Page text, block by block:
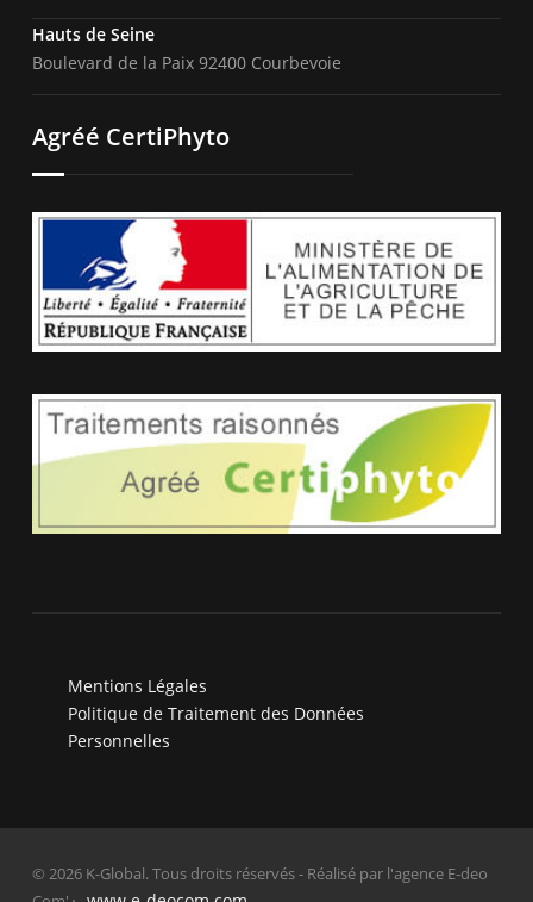
Hauts de Seine
Boulevard de la Paix 92400 Courbevoie
Agréé CertiPhyto
Mentions Légales
Politique de Traitement des Données
Personnelles
© 2026 K-Global. Tous droits réservés - Réalisé par l'agence E-deo